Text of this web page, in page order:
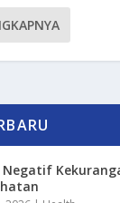
Negatif